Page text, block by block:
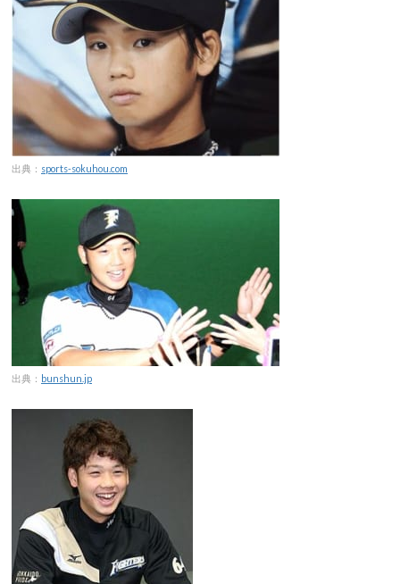
出典： sports-sokuhou.com
出典： bunshun.jp